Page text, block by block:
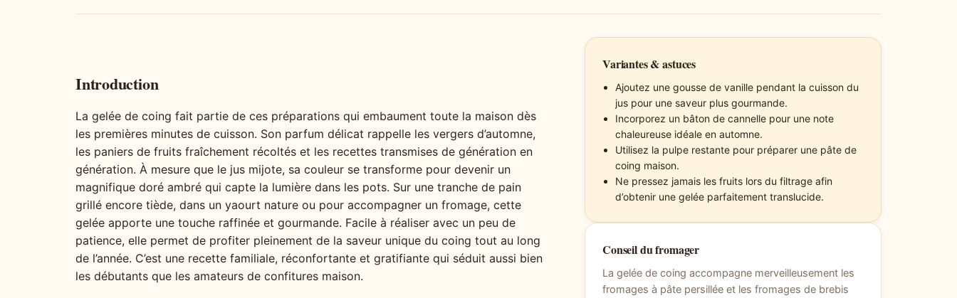
Introduction
La gelée de coing fait partie de ces préparations qui embaument toute la maison dès
les premières minutes de cuisson. Son parfum délicat rappelle les vergers d’automne,
les paniers de fruits fraîchement récoltés et les recettes transmises de génération en
génération. À mesure que le jus mijote, sa couleur se transforme pour devenir un
magnifique doré ambré qui capte la lumière dans les pots. Sur une tranche de pain
grillé encore tiède, dans un yaourt nature ou pour accompagner un fromage, cette
gelée apporte une touche raffinée et gourmande. Facile à réaliser avec un peu de
patience, elle permet de profiter pleinement de la saveur unique du coing tout au long
de l’année. C’est une recette familiale, réconfortante et gratifiante qui séduit aussi bien
les débutants que les amateurs de confitures maison.
Variantes & astuces
Ajoutez une gousse de vanille pendant la cuisson du
jus pour une saveur plus gourmande.
Incorporez un bâton de cannelle pour une note
chaleureuse idéale en automne.
Utilisez la pulpe restante pour préparer une pâte de
coing maison.
Ne pressez jamais les fruits lors du filtrage afin
d’obtenir une gelée parfaitement translucide.
Conseil du fromager
La gelée de coing accompagne merveilleusement les
fromages à pâte persillée et les fromages de brebis